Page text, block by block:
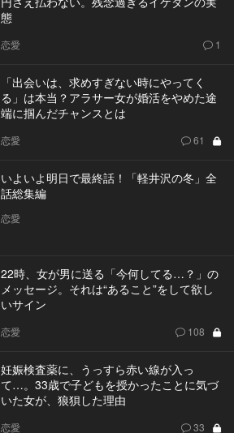
態
恋愛 1
「出会いは、求めすぎない時にやってく
る」は本当？アラサー女が婚活をやめた途
端に掴んだチャンスとは
恋愛 61
いよいよ明日で最終話！「軽井沢の冬」全
話総集編
恋愛
22時、女が男に送る「今何してる…？」の
メッセージ。それは“あること”をして欲し
いサイン
恋愛 108
妊娠検査薬に、うっすら赤い線が入っ
て…。33歳で子どもを授かったことに気づ
いた女が、狼狽した理由
恋愛 33